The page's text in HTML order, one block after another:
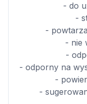
- do
-
-
- nie
-
- odporny na
-
-